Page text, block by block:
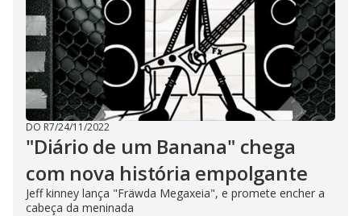
DO R7/24/11/2022
"Diário de um Banana" chega
com nova história empolgante
Jeff kinney lança "Fräwda Megaxeia", e promete encher a
cabeça da meninada